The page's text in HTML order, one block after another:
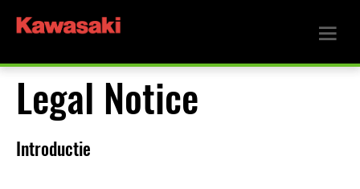
Legal Notice
Introductie